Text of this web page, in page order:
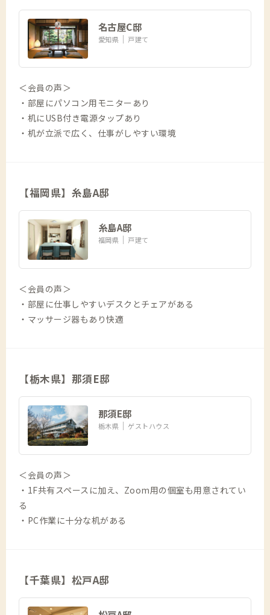
名古屋C邸
愛知県 戸建て
＜会員の声＞
・部屋にパソコン用モニターあり
・机にUSB付き電源タップあり
・机が立派で広く、仕事がしやすい環境
【福岡県】糸島A邸
糸島A邸
福岡県 戸建て
＜会員の声＞
・部屋に仕事しやすいデスクとチェアがある
・マッサージ器もあり快適
【栃木県】那須E邸
那須E邸
栃木県 ゲストハウス
＜会員の声＞
・1F共有スペースに加え、Zoom用の個室も用意されてい
る
・PC作業に十分な机がある
【千葉県】松戸A邸